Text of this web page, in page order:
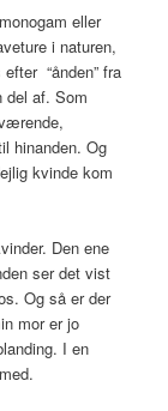
eller
i naturen,
“ånden” fra
af. Som
hinanden. Og
kvinde kom
Den ene
ser det vist
Og så er der
mor er jo
I en